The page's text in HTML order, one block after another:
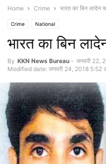
Home Crime भारत का बिन लादेन
Crime National
भारत का बिन
By KKN News Bureau - जनवरी 22,
Modified date: जनवरी 24, 2018 5:52